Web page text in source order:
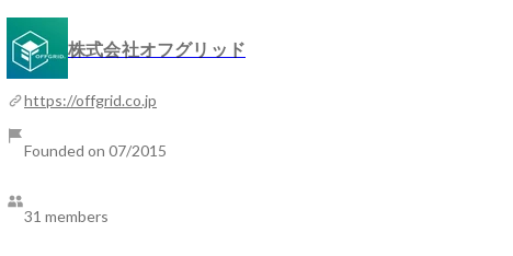
株式会社オフグリッド
https://offgrid.co.jp
Founded on 07/2015
31 members